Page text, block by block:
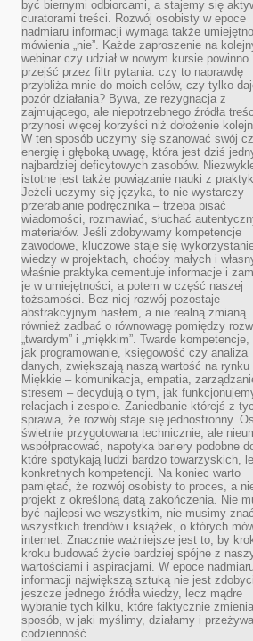
być biernymi odbiorcami, a stajemy się
curatorami treści. Rozwój osobisty w epoce
nadmiaru informacji wymaga także
mówienia „nie”. Każde zaproszenie na
webinar czy udział w nowym kursie powinno
przejść przez filtr pytania: czy to naprawdę
przybliża mnie do moich celów, czy tylko
pozór działania? Bywa, że rezygnacja z
zajmującego, ale niepotrzebnego źródła
przynosi więcej korzyści niż dołożenie
W ten sposób uczymy się szanować swój
energię i głęboką uwagę, która jest dziś
najbardziej deficytowych zasobów.
istotne jest także powiązanie nauki z
Jeżeli uczymy się języka, to nie wystarczy
przerabianie podręcznika – trzeba pisać
wiadomości, rozmawiać, słuchać
materiałów. Jeśli zdobywamy kompetencje
zawodowe, kluczowe staje się
wiedzy w projektach, choćby małych i
właśnie praktyka cementuje informacje i
je w umiejętności, a potem w część naszej
tożsamości. Bez niej rozwój pozostaje
abstrakcyjnym hasłem, a nie realną zmianą.
również zadbać o równowagę pomiędzy
„twardym” i „miękkim”. Twarde
jak programowanie, księgowość czy analiza
danych, zwiększają naszą wartość na rynku
Miękkie – komunikacja, empatia,
stresem – decydują o tym, jak
relacjach i zespole. Zaniedbanie którejś z
sprawia, że rozwój staje się jednostronny.
świetnie przygotowana technicznie, ale
współpracować, napotyka bariery podobne
które spotykają ludzi bardzo towarzyskich,
konkretnych kompetencji. Na koniec warto
pamiętać, że rozwój osobisty to proces, a
projekt z określoną datą zakończenia. Nie
być najlepsi we wszystkim, nie musimy znać
wszystkich trendów i książek, o których
internet. Znacznie ważniejsze jest to, by
kroku budować życie bardziej spójne z
wartościami i aspiracjami. W epoce
informacji największą sztuką nie jest
jeszcze jednego źródła wiedzy, lecz mądre
wybranie tych kilku, które faktycznie
sposób, w jaki myślimy, działamy i
codzienność.